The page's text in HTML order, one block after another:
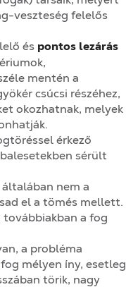
veszteség felelős
és pontos lezárás
mentén a
csúcsi részéhez,
okozhatnak, melyek
érkező
sérült
nem a
el a tömés mellett.
a fog
a probléma
mélyen íny, esetleg
törik, nagy